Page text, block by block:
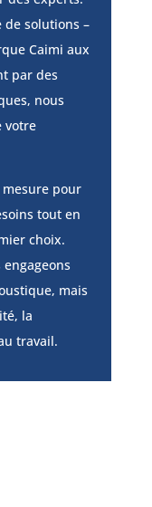
solutions –
Caimi aux
par des
nous
votre
pour
tout en
choix.
mais
la
travail.